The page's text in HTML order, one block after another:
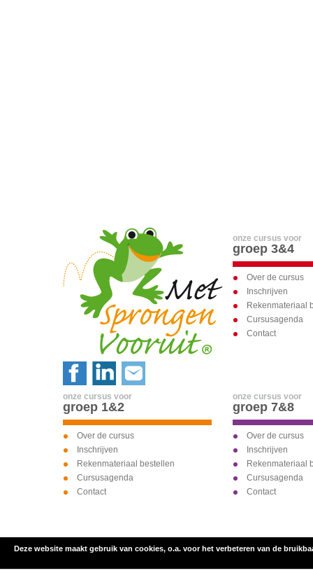
onze cursus voor
groep 3&4
Over de cursus
Inschrijven
Rekenmateriaal
Cursusagenda
Contact
onze cursus voor
groep 1&2
Over de cursus
Inschrijven
Rekenmateriaal bestellen
Cursusagenda
Contact
onze cursus voor
groep 7&8
Over de cursus
Inschrijven
Rekenmateriaal
Cursusagenda
Contact
inschrijven voor
Deze website maakt gebruik van cookies, o.a. voor het verbeteren van de